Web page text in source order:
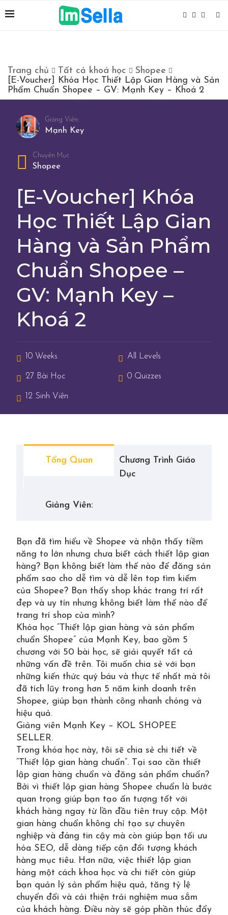
Trang chủ Tất cả khoá học
Shopee
[E-Voucher] Khóa Học Thiết Lập Gian Hàng và Sản
Phẩm Chuẩn Shopee – GV: Mạnh Key – Khoá 2
Giảng Viên:
Mạnh Key
Chuyên Mục
Shopee
[E-Voucher] Khóa
Học Thiết Lập Gian
Hàng và Sản Phẩm
Chuẩn Shopee –
GV: Mạnh Key –
Khoá 2
10 Weeks All Levels
27 Bài Học 0 Quizzes
12 Sinh Viên
Tổng Quan
Chương Trình Giáo
Dục
Giảng Viên:
Bạn đã tìm hiểu về Shopee và nhận thấy tiềm
năng to lớn nhưng chưa biết cách thiết lập gian
hàng? Bạn không biết làm thế nào để đăng sản
phẩm sao cho dễ tìm và dễ lên top tìm kiếm
của Shopee? Bạn thấy shop khác trang trí rất
đẹp và uy tín nhưng không biết làm thế nào để
trang trí shop của mình?
Khóa học “Thiết lập gian hàng và sản phẩm
chuẩn Shopee” của Mạnh Key, bao gồm 5
chương với 50 bài học, sẽ giải quyết tất cả
những vấn đề trên. Tôi muốn chia sẻ với bạn
những kiến thức quý báu và thực tế nhất mà tôi
đã tích lũy trong hơn 5 năm kinh doanh trên
Shopee, giúp bạn thành công nhanh chóng và
hiệu quả.
Giảng viên Mạnh Key – KOL SHOPEE
SELLER.
Trong khóa học này, tôi sẽ chia sẻ chi tiết về
“Thiết lập gian hàng chuẩn”. Tại sao cần thiết
lập gian hàng chuẩn và đăng sản phẩm chuẩn?
Bởi vì thiết lập gian hàng Shopee chuẩn là bước
quan trọng giúp bạn tạo ấn tượng tốt với
khách hàng ngay từ lần đầu tiên truy cập. Một
gian hàng chuẩn không chỉ tạo sự chuyên
nghiệp và đáng tin cậy mà còn giúp bạn tối ưu
hóa SEO, dễ dàng tiếp cận đối tượng khách
hàng mục tiêu. Hơn nữa, việc thiết lập gian
hàng một cách khoa học và chi tiết còn giúp
bạn quản lý sản phẩm hiệu quả, tăng tỷ lệ
chuyển đổi và cải thiện trải nghiệm mua sắm
của khách hàng. Điều này sẽ góp phần thúc đẩy